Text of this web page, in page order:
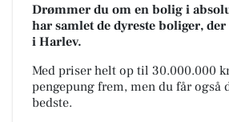
Drømmer du om en bolig i
har samlet de dyreste boliger,
i Harlev.
Med priser helt op til 30.000.000
pengepung frem, men du får også
bedste.